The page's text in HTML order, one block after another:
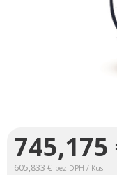
745,175
605,833 € bez DPH / Kus